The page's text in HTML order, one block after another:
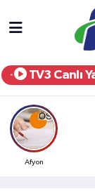
TV3 Canlı
Afyon
Yurt
Afyon
Ekonomi
Siyaset